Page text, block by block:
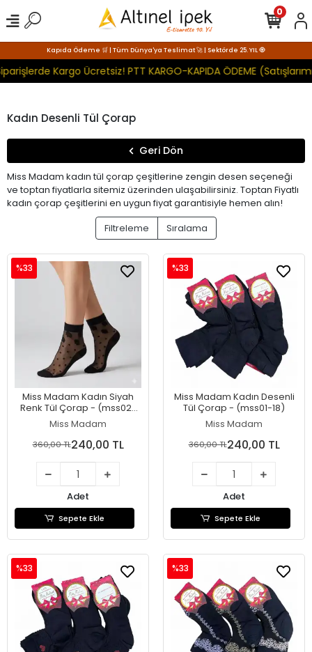
Kapıda Ödeme 🛒 | Tüm Dünya'ya Teslimat 🚀 | Sektörde 25. YIL 🧿
Kargo Ücretsiz! PTT KARGO-KAPIDA ÖDEME
0
Kadın Desenli Tül Çorap
Geri Dön
Miss Madam kadın tül çorap çeşitlerine zengin desen seçeneği
ve toptan fiyatlarla sitemiz üzerinden ulaşabilirsiniz. Toptan Fiyatlı
kadın çorap çeşitlerini en uygun fiyat garantisiyle hemen alın!
Filtreleme
Sıralama
Miss Madam Kadın Siyah
Renk Tül Çorap - (mss02-
01)
Miss Madam
%33
360,00 TL240,00 TL
Adet
Sepete Ekle
Miss Madam Kadın Desenli
Tül Çorap - (mss01-18)
Miss Madam
%33
360,00 TL240,00 TL
Adet
Sepete Ekle
%33 %33